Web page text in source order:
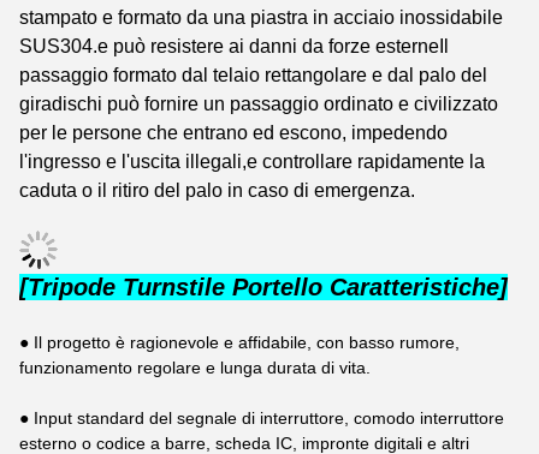
stampato e formato da una piastra in acciaio inossidabile
SUS304.e può resistere ai danni da forze esterneIl
passaggio formato dal telaio rettangolare e dal palo del
giradischi può fornire un passaggio ordinato e civilizzato
per le persone che entrano ed escono, impedendo
l'ingresso e l'uscita illegali,e controllare rapidamente la
caduta o il ritiro del palo in caso di emergenza.
[Tripode Turnstile Portello Caratteristiche]
● Il progetto è ragionevole e affidabile, con basso rumore,
funzionamento regolare e lunga durata di vita.
● Input standard del segnale di interruttore, comodo interruttore
esterno o codice a barre, scheda IC, impronte digitali e altri